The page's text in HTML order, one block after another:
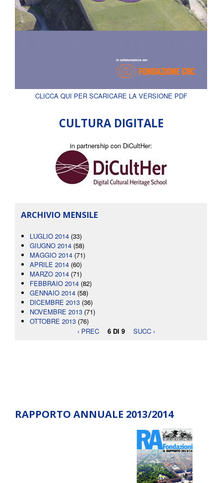
CLICCA QUI PER SCARICARE LA VERSIONE PDF
CULTURA DIGITALE
in partnership con DiCultHer:
ARCHIVIO MENSILE
LUGLIO 2014 (33)
GIUGNO 2014 (58)
MAGGIO 2014 (71)
APRILE 2014 (60)
MARZO 2014 (71)
FEBBRAIO 2014 (82)
GENNAIO 2014 (58)
DICEMBRE 2013 (36)
NOVEMBRE 2013 (71)
OTTOBRE 2013 (76)
‹ PREC
6 DI 9 SUCC ›
RAPPORTO ANNUALE 2013/2014